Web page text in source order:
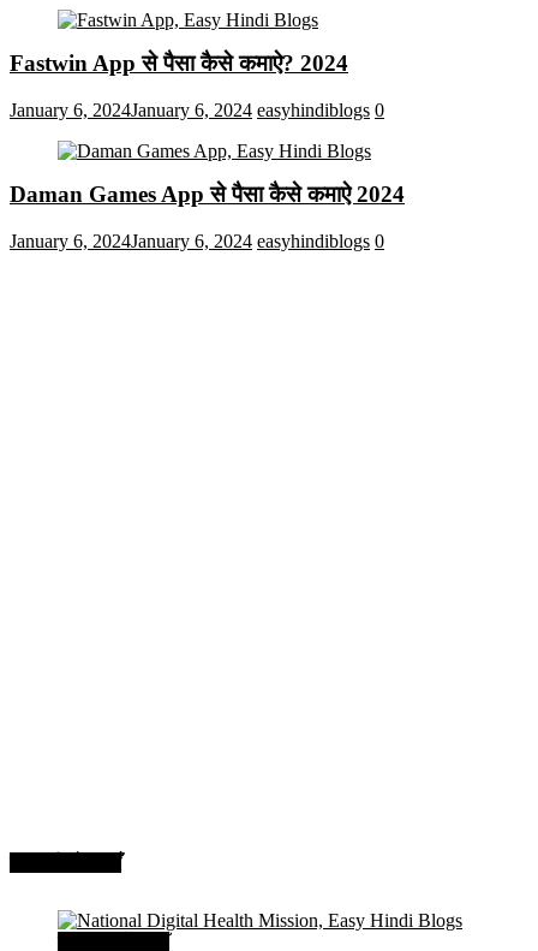
Fastwin App से पैसा कैसे कमाऐ? 2024
January 6, 2024January 6, 2024 easyhindiblogs 0
Daman Games App से पैसा कैसे कमाऐ 2024
January 6, 2024January 6, 2024 easyhindiblogs 0